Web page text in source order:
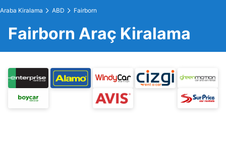
Araba Kiralama ABD Fairborn
Fairborn Araç Kiralama